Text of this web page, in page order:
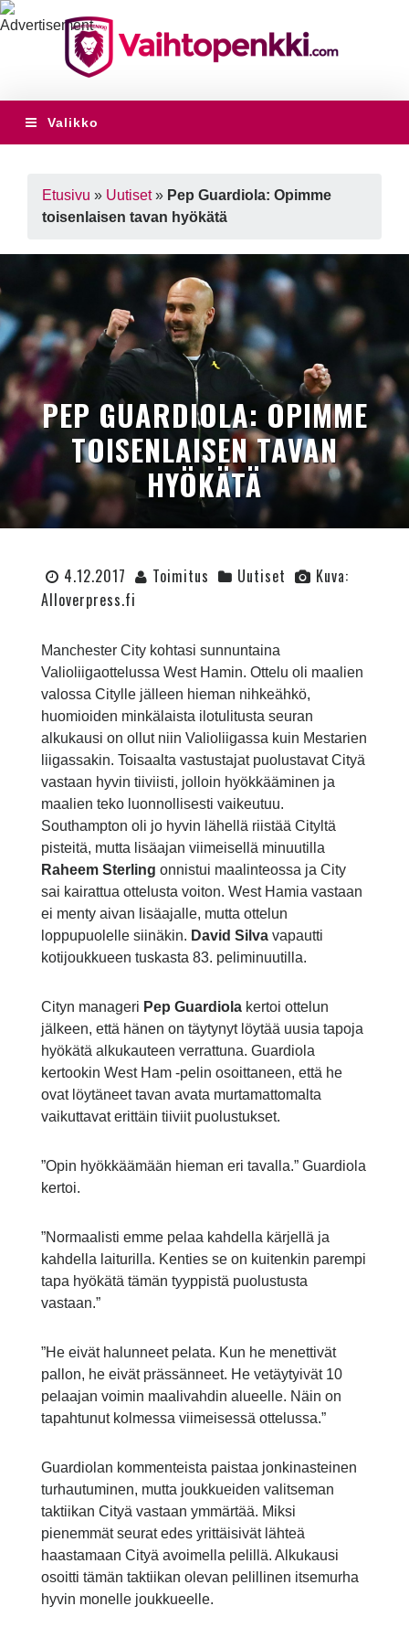
Valikko
Etusivu » Uutiset» Pep Guardiola: Opimme
toisenlaisen tavan hyökätä
PEP GUARDIOLA: OPIMME
TOISENLAISEN TAVAN
HYÖKÄTÄ
4.12.2017 Toimitus Uutiset
Kuva:
Alloverpress.fi
Manchester City kohtasi sunnuntaina
Valioliigaottelussa West Hamin. Ottelu oli maalien
valossa Citylle jälleen hieman nihkeähkö,
huomioiden minkälaista ilotulitusta seuran
alkukausi on ollut niin Valioliigassa kuin Mestarien
liigassakin. Toisaalta vastustajat puolustavat Cityä
vastaan hyvin tiiviisti, jolloin hyökkääminen ja
maalien teko luonnollisesti vaikeutuu.
Southampton oli jo hyvin lähellä riistää Cityltä
pisteitä, mutta lisäajan viimeisellä minuutilla
Raheem Sterling onnistui maalinteossa ja City
sai kairattua ottelusta voiton. West Hamia vastaan
ei menty aivan lisäajalle, mutta ottelun
loppupuolelle siinäkin. David Silva vapautti
kotijoukkueen tuskasta 83. peliminuutilla.
Cityn manageri Pep Guardiola kertoi ottelun
jälkeen, että hänen on täytynyt löytää uusia tapoja
hyökätä alkukauteen verrattuna. Guardiola
kertookin West Ham -pelin osoittaneen, että he
ovat löytäneet tavan avata murtamattomalta
vaikuttavat erittäin tiiviit puolustukset.
”Opin hyökkäämään hieman eri tavalla.” Guardiola
kertoi.
”Normaalisti emme pelaa kahdella kärjellä ja
kahdella laiturilla. Kenties se on kuitenkin parempi
tapa hyökätä tämän tyyppistä puolustusta
vastaan.”
”He eivät halunneet pelata. Kun he menettivät
pallon, he eivät prässänneet. He vetäytyivät 10
pelaajan voimin maalivahdin alueelle. Näin on
tapahtunut kolmessa viimeisessä ottelussa.”
Guardiolan kommenteista paistaa jonkinasteinen
turhautuminen, mutta joukkueiden valitseman
taktiikan Cityä vastaan ymmärtää. Miksi
pienemmät seurat edes yrittäisivät lähteä
haastamaan Cityä avoimella pelillä. Alkukausi
osoitti tämän taktiikan olevan pelillinen itsemurha
hyvin monelle joukkueelle.